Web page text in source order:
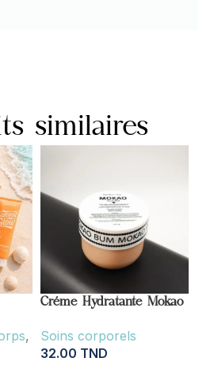
similaires
,
Créme Hydratante Mokao
Soins corporels
32.00 TND